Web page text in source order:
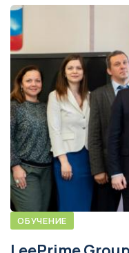
ОБУЧЕНИЕ